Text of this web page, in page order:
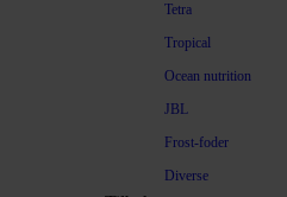
Tetra
Tropical
Ocean nutrition
JBL
Frost-foder
Diverse